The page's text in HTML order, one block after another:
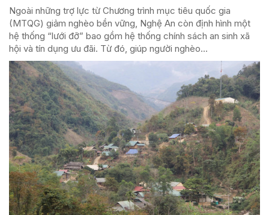
Ngoài những trợ lực từ Chương trình mục tiêu quốc gia
(MTQG) giảm nghèo bền vững, Nghệ An còn định hình một
hệ thống “lưới đỡ” bao gồm hệ thống chính sách an sinh xã
hội và tín dụng ưu đãi. Từ đó, giúp người nghèo...